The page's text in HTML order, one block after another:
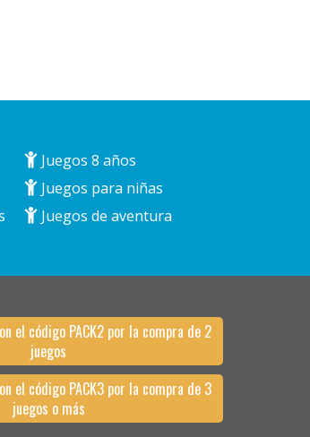
Juegos 8 años
Juegos para niñas
Juegos de aventura
el código PACK2 por la compra de 2
juegos
el código PACK3 por la compra de 3
juegos o más